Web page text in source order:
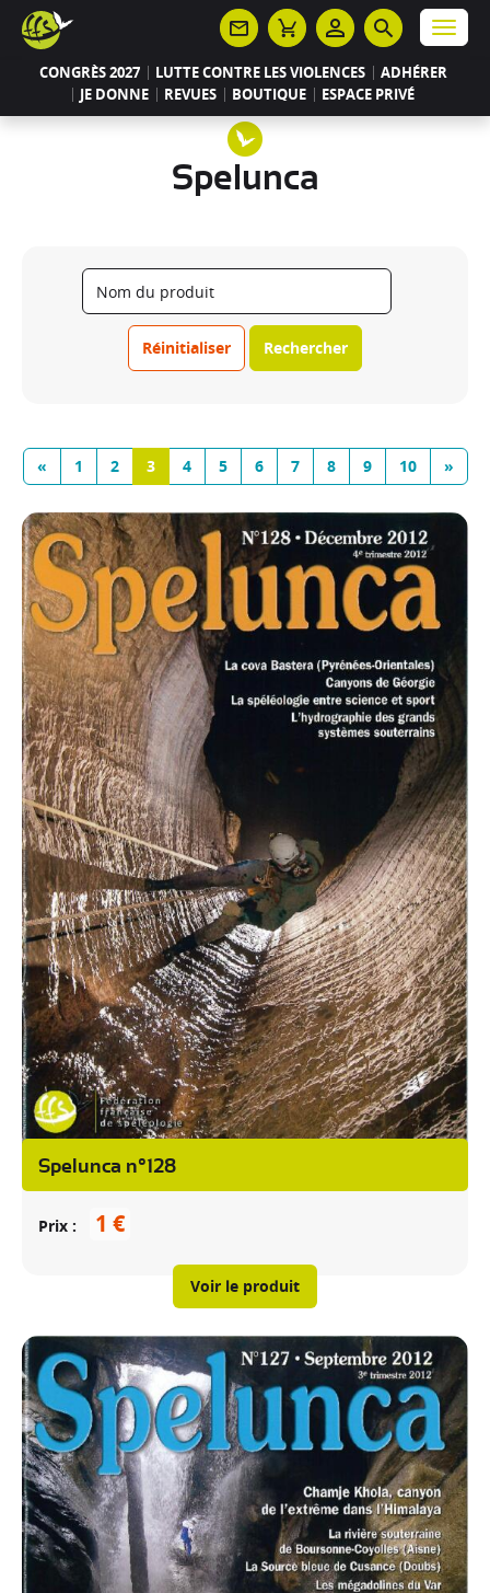
CONGRÈS 2027 LUTTE CONTRE LES VIOLENCES
ADHÉRER
JE DONNE
REVUES BOUTIQUE ESPACE PRIVÉ
Menu
Spelunca
Réinitialiser Rechercher
« 1 2 3 4 5 6 7 8 9 10 »
Spelunca n°128
Prix 1 €
Voir le produit
Panneau de gestion des cookies